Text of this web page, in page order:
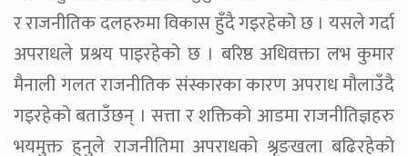
र राजनीतिक दलहरुमा विकास हुँदै गइरहेको छ । यसले गर्दा
अपराधले प्रश्रय पाइरहेको छ । बरिष्ठ अधिवक्ता लभ कुमार
मैनाली गलत राजनीतिक संस्कारका कारण अपराध मौलाउँदै
गइरहेको बताउँछन् । सत्ता र शक्तिको आडमा राजनीतिज्ञहरु
भयमुक्त हुनुले राजनीतिमा अपराधको श्रृङखला बढिरहेको